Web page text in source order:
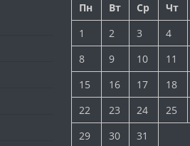
Пн
Вт Ср Чт
1
2 3 4
8
9 10 11
15
16 17 18
22
23 24 25
29
30 31